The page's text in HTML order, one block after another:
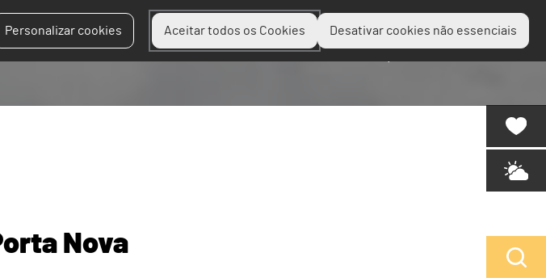
Personalizar cookies Aceitar todos os Cookies Desativar cookies não essenciais
Planear Descobrir
Nova